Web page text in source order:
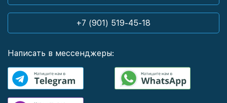
+7 (901) 519-45-18
Написать в мессенджеры: